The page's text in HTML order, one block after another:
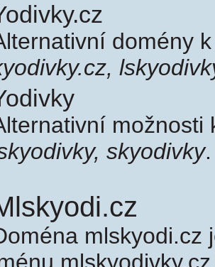
domény
skyodivky.
mlskyodi.cz